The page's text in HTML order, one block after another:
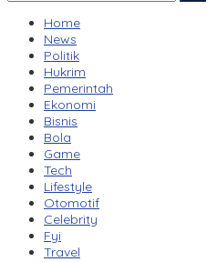
Home
News
Politik
Hukrim
Pemerintah
Ekonomi
Bisnis
Bola
Game
Tech
Lifestyle
Otomotif
Celebrity
Fyi
Travel